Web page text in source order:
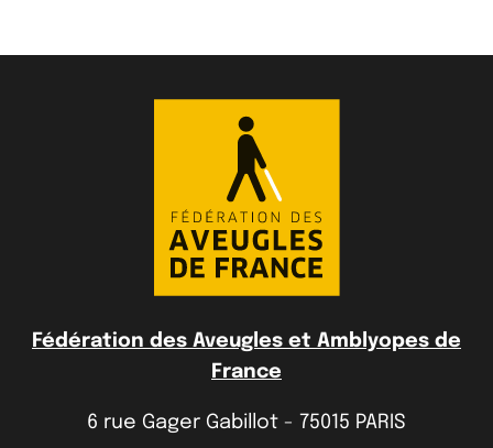
Fédération des Aveugles et Amblyopes de
France
6 rue Gager Gabillot - 75015 PARIS